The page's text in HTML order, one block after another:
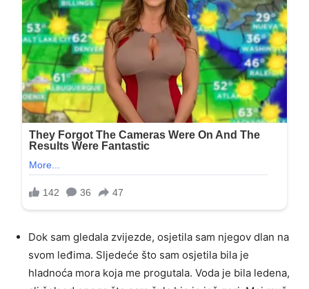
Dok sam gledala zvijezde, osjetila sam njegov dlan na
svom leđima. Sljedeće što sam osjetila bila je
hladnoća mora koja me progutala. Voda je bila ledena,